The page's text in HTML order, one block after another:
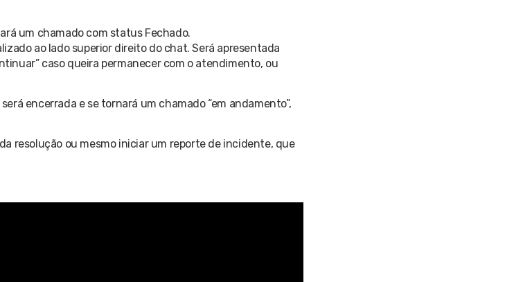
um chamado com status Fechado.
ao lado superior direito do chat. Será apresentada
caso queira permanecer com o atendimento, ou
encerrada e se tornará um chamado “em andamento”,
resolução ou mesmo iniciar um reporte de incidente, que